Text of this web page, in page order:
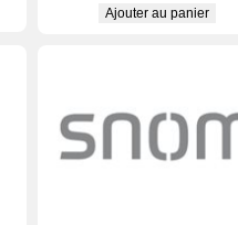
Ajouter au panier